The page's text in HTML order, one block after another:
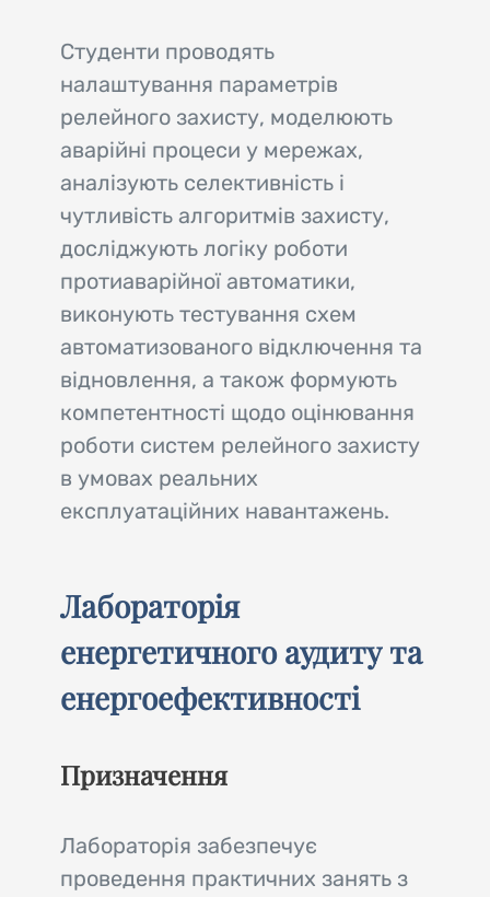
Студенти проводять
налаштування параметрів
релейного захисту, моделюють
аварійні процеси у мережах,
аналізують селективність і
чутливість алгоритмів захисту,
досліджують логіку роботи
протиаварійної автоматики,
виконують тестування схем
автоматизованого відключення та
відновлення, а також формують
компетентності щодо оцінювання
роботи систем релейного захисту
в умовах реальних
експлуатаційних навантажень.
Лабораторія
енергетичного аудиту та
енергоефективності
Призначення
Лабораторія забезпечує
проведення практичних занять з